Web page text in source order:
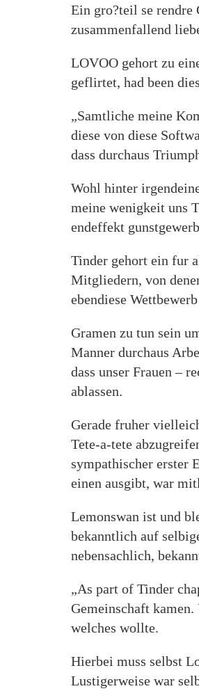
Ein gro?teil se
zusammenfallend
LOVOO gehort zu
geflirtet, had been
„Samtliche meine
diese von diese
dass durchaus
Wohl hinter
meine wenigkeit uns
endeffekt
Tinder gehort ein fur
Mitgliedern, von
ebendiese
Gramen zu tun sein
Manner durchaus
dass unser Frauen –
ablassen.
Gerade fruher
Tete-a-tete
sympathischer erster
einen ausgibt, war
Lemonswan ist und
bekanntlich auf
nebensachlich,
„As part of Tinder
Gemeinschaft
welches wollte.
Hierbei muss selbst
Lustigerweise war